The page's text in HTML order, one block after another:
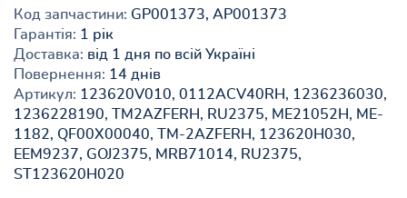
Код запчастини: GP001373, AP001373
Гарантія: 1 рік
Доставка: від 1 дня по всій Україні
Повернення: 14 днів
Артикул: 123620V010, 0112ACV40RH, 1236236030,
1236228190, TM2AZFERH, RU2375, ME21052H, ME-
1182, QF00X00040, TM-2AZFERH, 123620H030,
EEM9237, GOJ2375, MRB71014, RU2375,
ST123620H020